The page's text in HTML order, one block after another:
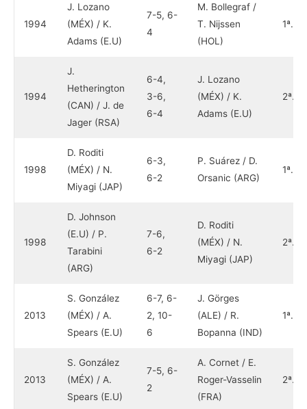
1994
J. Lozano
(MÉX) / K.
Adams (E.U)
7-5, 6-
4
M. Bollegraf /
T. Nijssen
(HOL)
1ª.
1994
J.
Hetherington
(CAN) / J. de
Jager (RSA)
6-4,
3-6,
6-4
J. Lozano
(MÉX) / K.
Adams (E.U)
2ª.
1998
D. Roditi
(MÉX) / N.
Miyagi (JAP)
6-3,
6-2
P. Suárez / D.
Orsanic (ARG)
1ª.
1998
D. Johnson
(E.U) / P.
Tarabini
(ARG)
7-6,
6-2
D. Roditi
(MÉX) / N.
Miyagi (JAP)
2ª.
2013
S. González
(MÉX) / A.
Spears (E.U)
6-7, 6-
2, 10-
6
J. Görges
(ALE) / R.
Bopanna (IND)
1ª.
2013
S. González
(MÉX) / A.
Spears (E.U)
7-5, 6-
2
A. Cornet / E.
Roger-Vasselin
(FRA)
2ª.